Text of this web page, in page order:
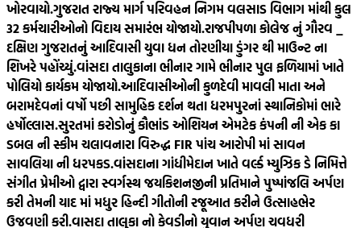
ખોરવાયો.ગુજરાત રાજ્ય માર્ગ પરિવહન નિગમ વલસાડ વિભાગ માંથી કુલ
32 કર્મચારીઓનો વિદાય સમારંભ યોજાયો.રાજપીપળા કોલેજ નું ગૌરવ _
દક્ષિણ ગુજરાતનું આદિવાસી યુવા ધન તોરણીયા ડુંગર થી માઉન્ટ ના
શિખરે પહોંચ્યું.વાંસદા તાલુકાના ભીનાર ગામે ભીનાર પુલ ફળિયામાં ખાતે
પોલિયો કાર્યકમ યોજાયો.આદિવાસીઓની કુળદેવી માવલી માતા અને
બરામદેવનાં વર્ષો પછી સામુહિક દર્શન થતા ધરમપુરનાં સ્થાનિકોમાં ભારે
હર્ષોલ્લાસ.સુરતમાં કરોડોનું કૌભાંડ ઓશિયન એમટેક કંપની ની એક કા
ડબલ ની સ્કીમ ચલાવનારા વિરુદ્ધ FIR પાંચ આરોપી માં સાવન
સાવલિયા ની ધરપકડ.વાંસદાના ગાંધીમેદાન ખાતે વર્લ્ડ મ્યુઝિક ડે નિમિત્તે
સંગીત પ્રેમીઓ દ્વારા સ્વર્ગસ્થ જયકિશનજીની પ્રતિમાને પુષ્પાંજલિ અર્પણ
કરી તેમની યાદ માં મધુર હિન્દી ગીતોની રજૂઆત કરીને ઉત્સાહભેર
ઉજવણી કરી.વાસદા તાલુકા નો કેવડીનો યુવાન અર્પણ ચવધરી